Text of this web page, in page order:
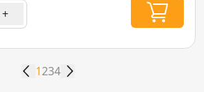
+
1234